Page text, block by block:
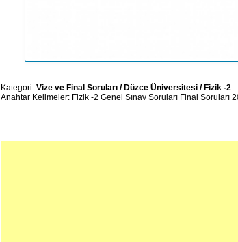
Kategori: Vize ve Final Soruları /Düzce Üniversitesi /Fizik -2
Anahtar Kelimeler: Fizik -2 Genel Sınav Soruları Final Soruları